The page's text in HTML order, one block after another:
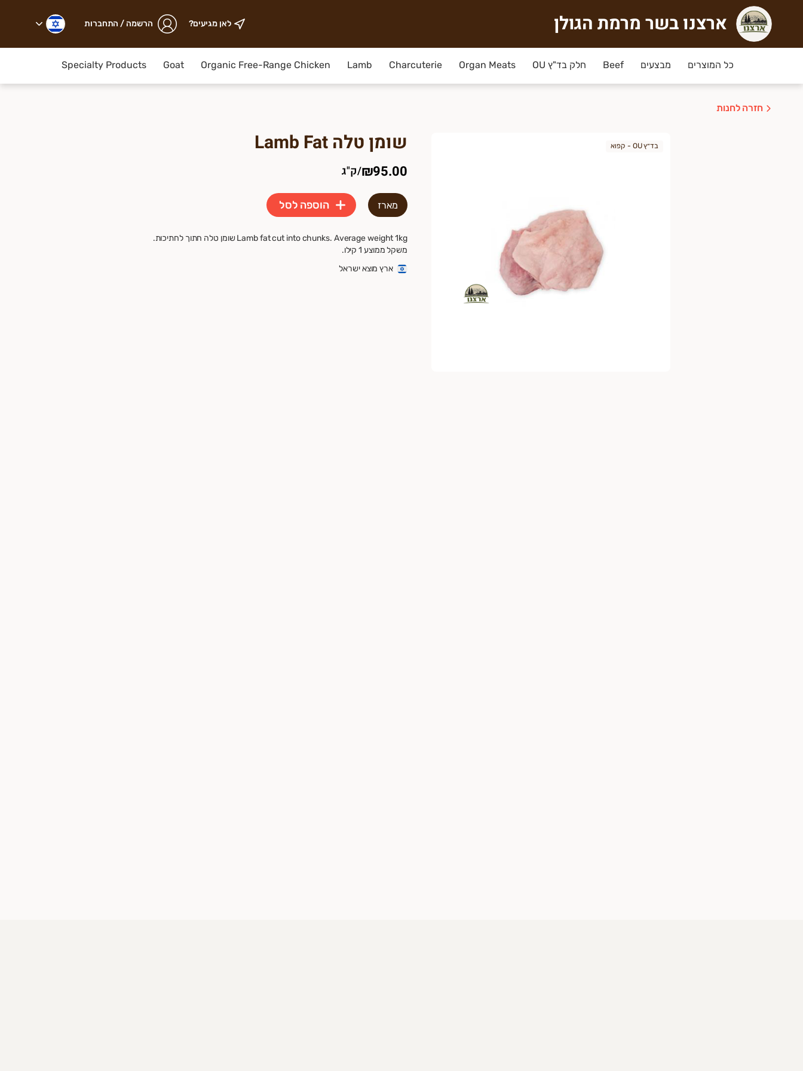
ארצנו בשר מרמת הגולן
ארצנו בשר מרמת הגולן לאן מגיעים? הרשמה / התחברות
כל המוצרים מבצעים Beef חלק בד"ץ OU Organ Meats
Charcuterie
Lamb
Organic Free-Range Chicken
Goat
Specialty Products
חזרה לחנות
בד״ץ OU - קפוא שומן טלה Lamb Fat
₪95.00
/ק"ג
מארז הוספה לסל
Lamb fat cut into chunks. Average weight 1kg שומן טלה חתוך לחתיכות.
משקל ממוצע 1 קילו.
ארץ מוצא ישראל